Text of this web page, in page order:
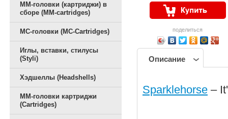
ММ-головки (картриджи) в
сборе (MM-cartridges)
MC-головки (MC-Cartridges)
Иглы, вставки, стилусы
(Styli)
Хэдшеллы (Headshells)
ММ-головки картриджи
(Cartridges)
поделиться
Описание
Sparklehorse –